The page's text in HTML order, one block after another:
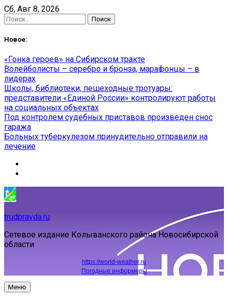
Skip
to
content
Сб, Авг 8, 2026
Найти:
Новое:
«Гонка героев» на Сибирском тракте
Волейболисты – серебро и бронза, марафонцы – в
лидерах
Школы, библиотеки, пешеходные тротуары:
представители «Единой России» контролируют работы
на социальных объектах
Под контролем судебных приставов произведен снос
гаража
Больных туберкулезом принудительно отправили на
лечение
trudpravda.ru
Сетевое издание Колыванского района Новосибирской
области
https://world-weather.ru
Погодные информеры
Меню